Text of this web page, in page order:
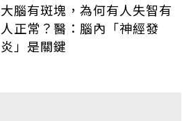
大腦有斑塊，為何有人失智有
人正常？醫：腦內「神經發
炎」是關鍵